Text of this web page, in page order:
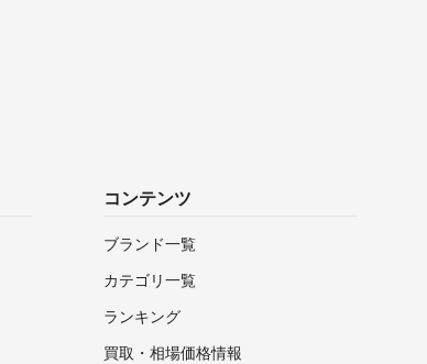
コンテンツ
ブランド一覧
カテゴリ一覧
ランキング
買取・相場価格情報